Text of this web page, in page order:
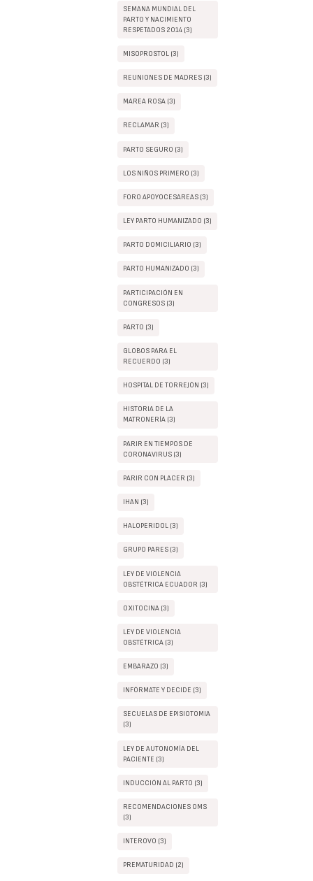
SEMANA MUNDIAL DEL
PARTO Y NACIMIENTO
RESPETADOS 2014 (3)
MISOPROSTOL (3)
REUNIONES DE MADRES (3)
MAREA ROSA (3)
RECLAMAR (3)
PARTO SEGURO (3)
LOS NIÑOS PRIMERO (3)
FORO APOYOCESAREAS (3)
LEY PARTO HUMANIZADO (3)
PARTO DOMICILIARIO (3)
PARTO HUMANIZADO (3)
PARTICIPACIÓN EN
CONGRESOS (3)
PARTO (3)
GLOBOS PARA EL
RECUERDO (3)
HOSPITAL DE TORREJÓN (3)
HISTORIA DE LA
MATRONERÍA (3)
PARIR EN TIEMPOS DE
CORONAVIRUS (3)
PARIR CON PLACER (3)
IHAN (3)
HALOPERIDOL (3)
GRUPO PARES (3)
LEY DE VIOLENCIA
OBSTÉTRICA ECUADOR (3)
OXITOCINA (3)
LEY DE VIOLENCIA
OBSTÉTRICA (3)
EMBARAZO (3)
INFÓRMATE Y DECIDE (3)
SECUELAS DE EPISIOTOMIA
(3)
LEY DE AUTONOMÍA DEL
PACIENTE (3)
INDUCCIÓN AL PARTO (3)
RECOMENDACIONES OMS
(3)
INTEROVO (3)
PREMATURIDAD (2)